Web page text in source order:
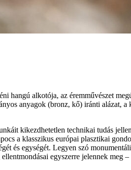
hangú alkotója, az éremművészet
anyagok (bronz, kő) iránti alázat, a
kikezdhetetlen technikai tudás
a klasszikus európai plasztikai
és egységét. Legyen szó
egyszerre jelennek meg